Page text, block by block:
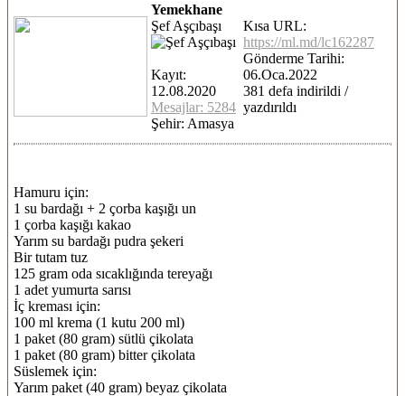
Yemekhane
Şef Aşçıbaşı
Kayıt:
12.08.2020
Mesajlar: 5284
Şehir: Amasya
Kısa URL:
https://ml.md/lc162287
Gönderme Tarihi:
06.Oca.2022
381 defa indirildi /
yazdırıldı
Hamuru için:
1 su bardağı + 2 çorba kaşığı un
1 çorba kaşığı kakao
Yarım su bardağı pudra şekeri
Bir tutam tuz
125 gram oda sıcaklığında tereyağı
1 adet yumurta sarısı
İç kreması için:
100 ml krema (1 kutu 200 ml)
1 paket (80 gram) sütlü çikolata
1 paket (80 gram) bitter çikolata
Süslemek için:
Yarım paket (40 gram) beyaz çikolata